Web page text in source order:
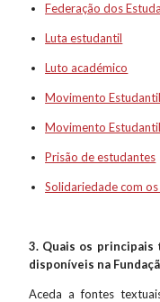
Federação dos
Luta estudantil
Luto académico
Movimento
Movimento
Prisão de estudantes
Solidariedade com
3. Quais os principais
disponíveis na
Aceda a fontes